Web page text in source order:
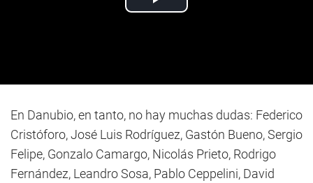
En Danubio, en tanto, no hay muchas dudas: Federico
Cristóforo, José Luis Rodríguez, Gastón Bueno, Sergio
Felipe, Gonzalo Camargo, Nicolás Prieto, Rodrigo
Fernández, Leandro Sosa, Pablo Ceppelini, David